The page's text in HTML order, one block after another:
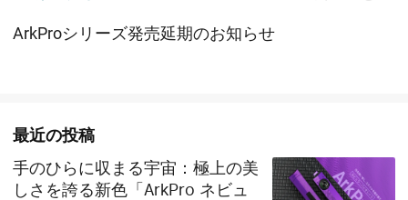
ArkProシリーズ発売延期のお知らせ
最近の投稿
手のひらに収まる宇宙：極上の美
しさを誇る新色「ArkPro ネビュ